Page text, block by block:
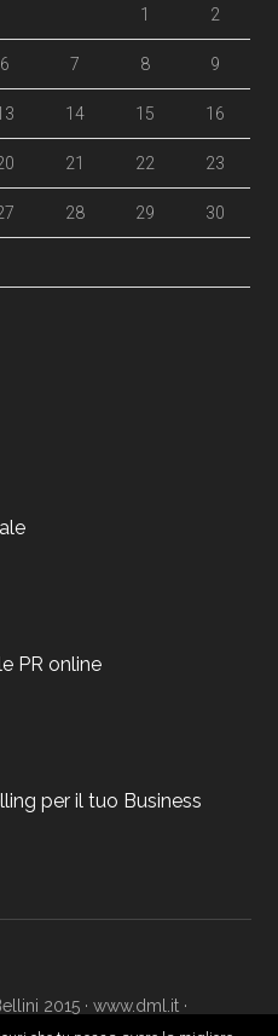
1 2
6 7 8 9
14 15 16
21 22 23
28 29 30
PR online
per il tuo Business
2015 · www.dml.it ·